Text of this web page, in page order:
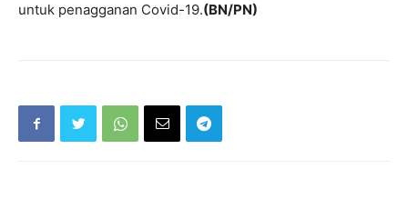
untuk penagganan Covid-19.(BN/PN)